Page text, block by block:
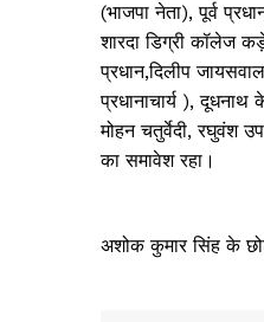
(भाजपा नेता), पूर्व
शारदा डिग्री कॉलेज
प्रधान,दिलीप
प्रधानाचार्य ), दूधनाथ
मोहन चतुर्वेदी, रघुवंश
का समावेश रहा।
अशोक कुमार सिंह के